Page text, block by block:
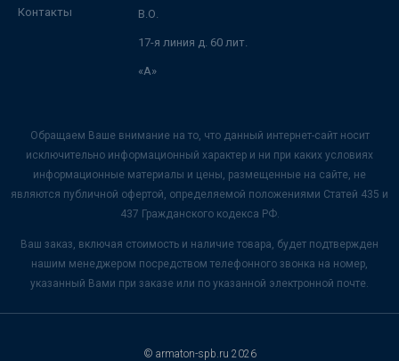
Контакты В.О.
17-я линия д. 60 лит.
«А»
Обращаем Ваше внимание на то, что данный интернет-сайт носит
исключительно информационный характер и ни при каких условиях
информационные материалы и цены, размещенные на сайте, не
являются публичной офертой, определяемой положениями Статей 435 и
437 Гражданского кодекса РФ.
Ваш заказ, включая стоимость и наличие товара, будет подтвержден
нашим менеджером посредством телефонного звонка на номер,
указанный Вами при заказе или по указанной электронной почте.
© armaton-spb.ru 2026